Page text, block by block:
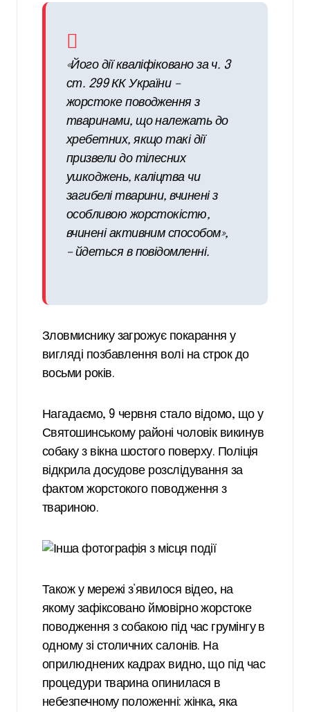
«Його дії кваліфіковано за ч. 3
ст. 299 КК України –
жорстоке поводження з
тваринами, що належать до
хребетних, якщо такі дії
призвели до тілесних
ушкоджень, каліцтва чи
загибелі тварини, вчинені з
особливою жорстокістю,
вчинені активним способом»,
– йдеться в повідомленні.
Зловмиснику загрожує покарання у
вигляді позбавлення волі на строк до
восьми років.
Нагадаємо, 9 червня стало відомо, що у
Святошинському районі чоловік викинув
собаку з вікна шостого поверху. Поліція
відкрила досудове розслідування за
фактом жорстокого поводження з
твариною.
Також у мережі з’явилося відео, на
якому зафіксовано ймовірно жорстоке
поводження з собакою під час грумінгу в
одному зі столичних салонів. На
оприлюднених кадрах видно, що під час
процедури тварина опинилася в
небезпечному положенні: жінка, яка